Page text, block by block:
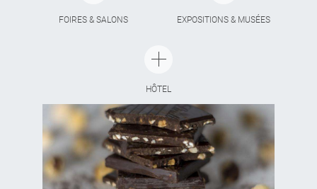
FOIRES & SALONS EXPOSITIONS & MUSÉES
HÔTEL